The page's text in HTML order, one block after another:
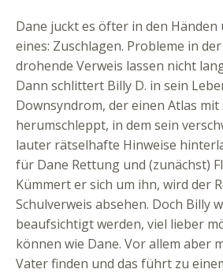
Dane juckt es öfter in den
eines: Zuschlagen. Probleme in
drohende Verweis lassen nicht
Dann schlittert Billy D. in sein
Downsyndrom, der einen Atlas mit
herumschleppt, in dem sein
lauter rätselhafte Hinweise
für Dane Rettung und (zunächst)
Kümmert er sich um ihn, wird der
Schulverweis absehen. Doch Billy
beaufsichtigt werden, viel lieber
können wie Dane. Vor allem aber
Vater finden und das führt zu